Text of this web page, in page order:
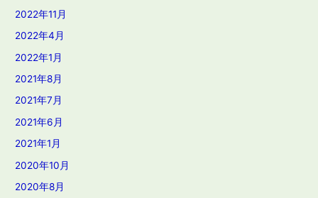
2022年11月
2022年4月
2022年1月
2021年8月
2021年7月
2021年6月
2021年1月
2020年10月
2020年8月